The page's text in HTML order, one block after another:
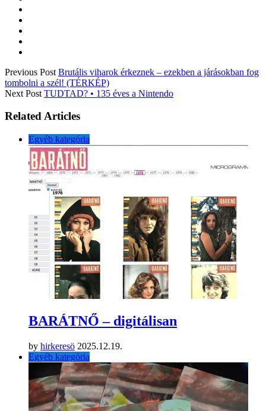
Previous Post Brutális viharok érkeznek – ezekben a járásokban fog
tombolni a szél! (TÉRKÉP)
Next Post TUDTAD? • 135 éves a Nintendo
Related Articles
Egyéb kategória
BARÁTNŐ – digitálisan
by hirkeresö 2025.12.19.
Egyéb kategória